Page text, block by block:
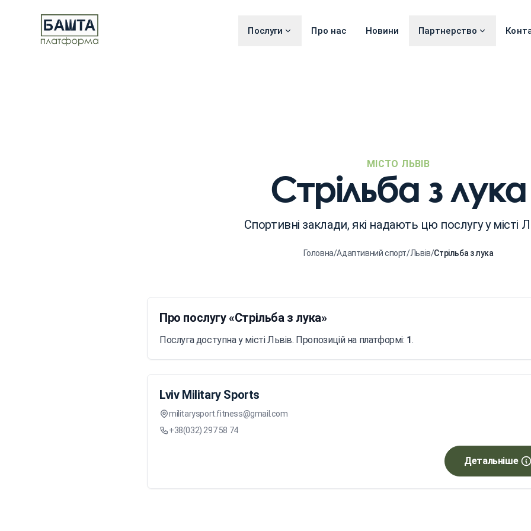
Послуги Про нас Новини Партнерство
МІСТО ЛЬВІВ
Стрільба з лука
Спортивні заклади, які надають цю послугу у місті
Головна/Адаптивний спорт/Львів/Стрільба з лука
Про послугу «Стрільба з лука»
Послуга доступна у місті Львів. Пропозицій на платформі: 1.
Lviv Military Sports
militarysport.fitness@gmail.com
+38(032) 297 58 74
Детальніше